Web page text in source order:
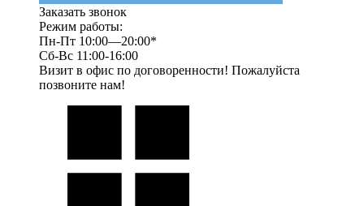
Заказать звонок
Режим работы:
Пн-Пт 10:00—20:00*
Сб-Вс 11:00-16:00
Визит в офис по договоренности! Пожалуйста
позвоните нам!